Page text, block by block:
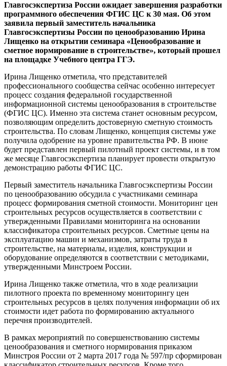
Главгосэкспертиза России ожидает завершения разработки
программного обеспечения ФГИС ЦС к 30 мая. Об этом
заявила первый заместитель начальника
Главгосэкспертизы России по ценообразованию Ирина
Лищенко на открытии семинара «Ценообразование и
сметное нормирование в строительстве», который прошел
на площадке Учебного центра ГГЭ.
Ирина Лищенко отметила, что представителей
профессионального сообщества сейчас особенно интересует
процесс создания федеральной государственной
информационной системы ценообразования в строительстве
(ФГИС ЦС). Именно эта система станет основным ресурсом,
позволяющим определить достоверную сметную стоимость
строительства. По словам Лищенко, концепция системы уже
получила одобрение на уровне правительства РФ. В июне
будет представлен первый пилотный проект системы, и в том
же месяце Главгосэкспертиза планирует провести открытую
демонстрацию работы ФГИС ЦС.
Первый заместитель начальника Главгосэкспертизы России
по ценообразованию обсудила с участниками семинара
процесс формирования сметной стоимости. Мониторинг цен
строительных ресурсов осуществляется в соответствии с
утвержденными Правилами мониторинга на основании
классификатора строительных ресурсов. Сметные цены на
эксплуатацию машин и механизмов, затраты труда в
строительстве, на материалы, изделия, конструкции и
оборудование определяются в соответствии с методиками,
утвержденными Минстроем России.
Ирина Лищенко также отметила, что в ходе реализации
пилотного проекта по временному мониторингу цен
строительных ресурсов в целях получения информации об их
стоимости идет работа по формированию актуального
перечня производителей.
В рамках мероприятий по совершенствованию системы
ценообразования и сметного нормирования приказом
Минстроя России от 2 марта 2017 года № 597/пр сформирован